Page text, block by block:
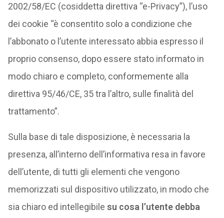
2002/58/EC (cosiddetta direttiva “e-Privacy”), l’uso
dei cookie “è consentito solo a condizione che
l’abbonato o l’utente interessato abbia espresso il
proprio consenso, dopo essere stato informato in
modo chiaro e completo, conformemente alla
direttiva 95/46/CE, 35 tra l’altro, sulle finalità del
trattamento”.
Sulla base di tale disposizione, è necessaria la
presenza, all’interno dell’informativa resa in favore
dell’utente, di tutti gli elementi che vengono
memorizzati sul dispositivo utilizzato, in modo che
sia chiaro ed intellegibile su cosa l’utente debba